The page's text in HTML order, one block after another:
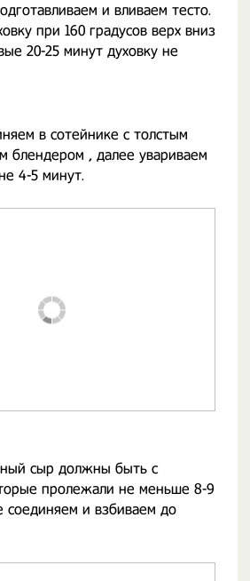
и вливаем тесто.
при 160 градусов верх вниз
20-25 минут духовку не
в сотейнике с толстым
блендером , далее увариваем
4-5 минут.
сыр должны быть с
пролежали не меньше 8-9
соединяем и взбиваем до